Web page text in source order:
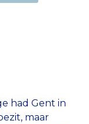
had Gent in
maar